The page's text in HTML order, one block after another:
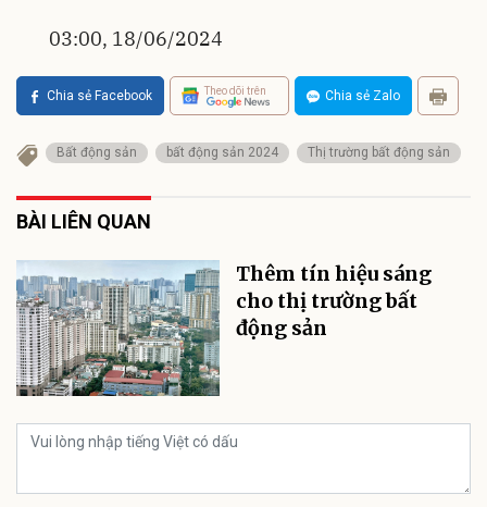
03:00, 18/06/2024
Chia sẻ Facebook Theo dõi trên Chia sẻ Zalo
Bất động sản bất động sản 2024 Thị trường bất động sản
BÀI LIÊN QUAN
Thêm tín hiệu sáng
cho thị trường bất
động sản